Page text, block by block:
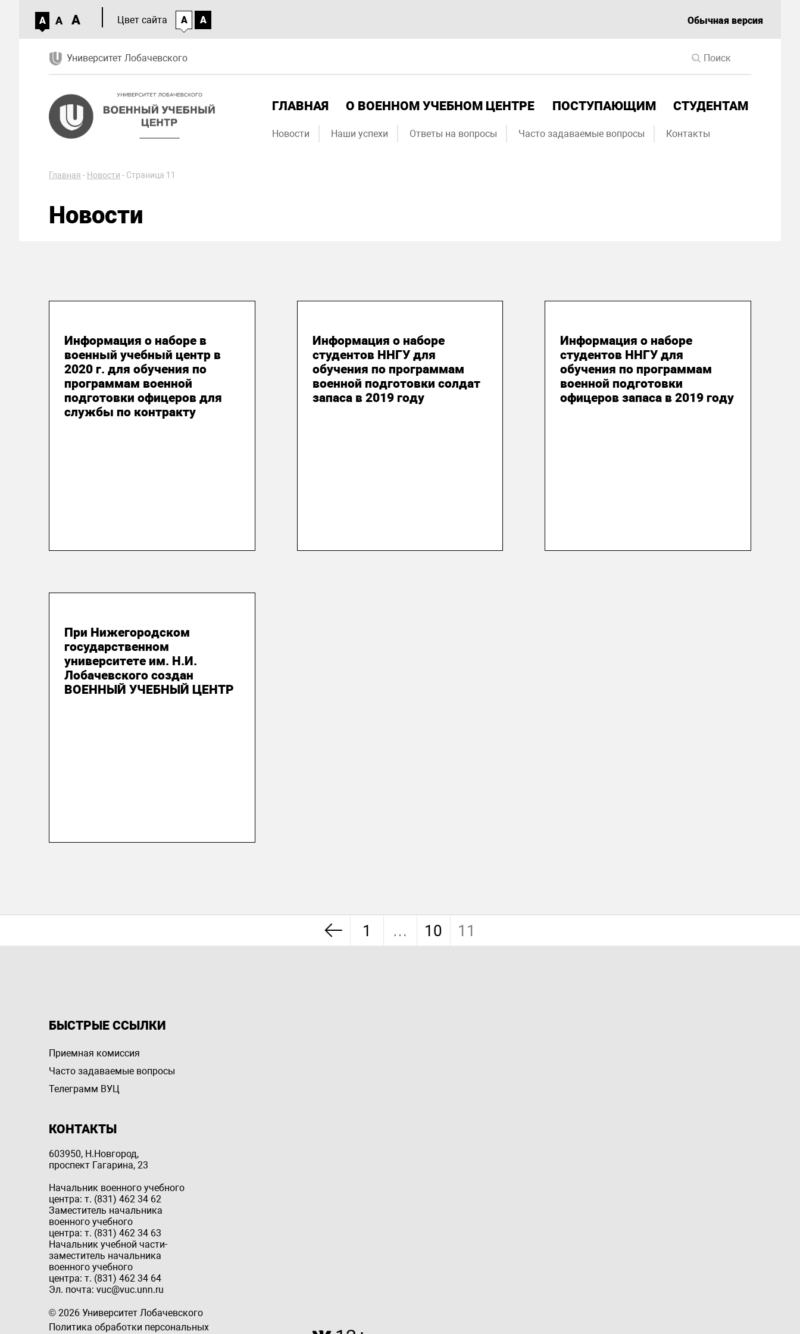
A A A Цвет сайта A A Обычная версия
Университет Лобачевского
ГЛАВНАЯ О ВОЕННОМ УЧЕБНОМ ЦЕНТРЕ ПОСТУПАЮЩИМ СТУДЕНТАМ
Новости Наши успехи Ответы на вопросы Часто задаваемые вопросы Контакты
Главная - Новости - Страница 11
Новости
Информация о наборе в
военный учебный центр в
2020 г. для обучения по
программам военной
подготовки офицеров для
службы по контракту
Информация о наборе
студентов ННГУ для
обучения по программам
военной подготовки солдат
запаса в 2019 году
Информация о наборе
студентов ННГУ для
обучения по программам
военной подготовки
офицеров запаса в 2019 году
При Нижегородском
государственном
университете им. Н.И.
Лобачевского создан
ВОЕННЫЙ УЧЕБНЫЙ ЦЕНТР
1 … 10 11
БЫСТРЫЕ ССЫЛКИ
Приемная комиссия
Часто задаваемые вопросы
Телеграмм ВУЦ
КОНТАКТЫ
603950, Н.Новгород,
проспект Гагарина, 23
Начальник военного учебного
центра: т. (831) 462 34 62
Заместитель начальника
военного учебного
центра: т. (831) 462 34 63
Начальник учебной части-
заместитель начальника
военного учебного
центра: т. (831) 462 34 64
Эл. почта: vuc@vuc.unn.ru
© 2026 Университет Лобачевского
Политика обработки персональных